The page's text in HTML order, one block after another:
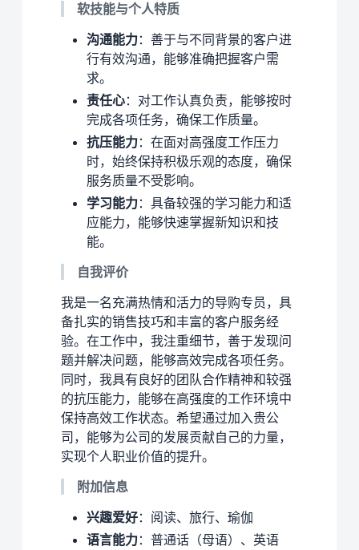
软技能与个人特质
沟通能力：善于与不同背景的客户进
行有效沟通，能够准确把握客户需
求。
责任心：对工作认真负责，能够按时
完成各项任务，确保工作质量。
抗压能力：在面对高强度工作压力
时，始终保持积极乐观的态度，确保
服务质量不受影响。
学习能力：具备较强的学习能力和适
应能力，能够快速掌握新知识和技
能。
自我评价
我是一名充满热情和活力的导购专员，具
备扎实的销售技巧和丰富的客户服务经
验。在工作中，我注重细节，善于发现问
题并解决问题，能够高效完成各项任务。
同时，我具有良好的团队合作精神和较强
的抗压能力，能够在高强度的工作环境中
保持高效工作状态。希望通过加入贵公
司，能够为公司的发展贡献自己的力量，
实现个人职业价值的提升。
附加信息
兴趣爱好：阅读、旅行、瑜伽
语言能力：普通话（母语）、英语